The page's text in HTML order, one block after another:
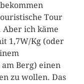
Tour
Aber ich käme
1,7W/Kg (oder
Berg) einen
zu wollen. Das